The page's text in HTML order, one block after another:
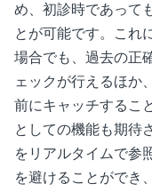
め、初診時であって
とが可能です。これ
場合でも、過去の正
ェックが行えるほか
前にキャッチするこ
としての機能も期待
をリアルタイムで参
を避けることができ